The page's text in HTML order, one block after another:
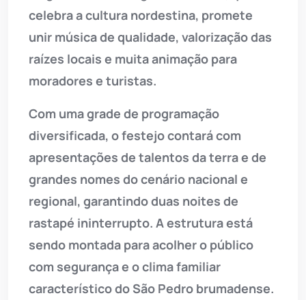
celebra a cultura nordestina, promete
unir música de qualidade, valorização das
raízes locais e muita animação para
moradores e turistas.
Com uma grade de programação
diversificada, o festejo contará com
apresentações de talentos da terra e de
grandes nomes do cenário nacional e
regional, garantindo duas noites de
rastapé ininterrupto. A estrutura está
sendo montada para acolher o público
com segurança e o clima familiar
característico do São Pedro brumadense.